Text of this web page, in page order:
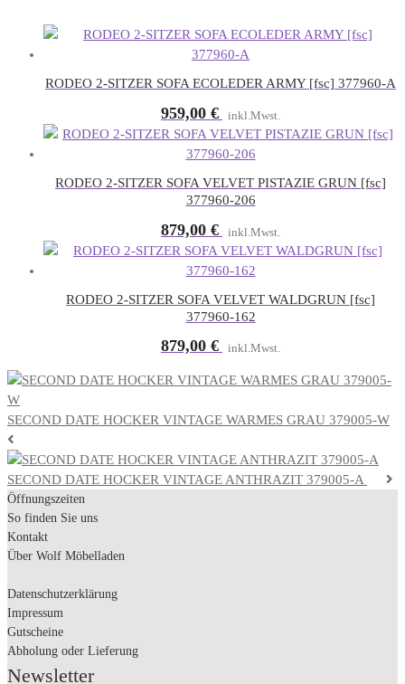
RODEO 2-SITZER SOFA ECOLEDER ARMY [fsc] 377960-A
959,00 € inkl.Mwst.
RODEO 2-SITZER SOFA VELVET PISTAZIE GRUN [fsc]
377960-206
879,00 € inkl.Mwst.
RODEO 2-SITZER SOFA VELVET WALDGRUN [fsc]
377960-162
879,00 € inkl.Mwst.
SECOND DATE HOCKER VINTAGE WARMES GRAU 379005-W
SECOND DATE HOCKER VINTAGE ANTHRAZIT 379005-A
Öffnungszeiten
So finden Sie uns
Kontakt
Über Wolf Möbelladen
Datenschutzerklärung
Impressum
Gutscheine
Abholung oder Lieferung
Newsletter